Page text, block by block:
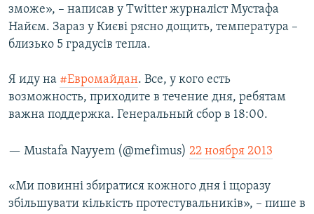
зможе», – написав у Twitter журналіст Мустафа
Найєм. Зараз у Києві рясно дощить, температура –
близько 5 градусів тепла.
Я иду на #Евромайдан. Все, у кого есть
возможность, приходите в течение дня, ребятам
важна поддержка. Генеральный сбор в 18:00.
— Mustafa Nayyem (@mefimus) 22 ноября 2013
«Ми повинні збиратися кожного дня і щоразу
збільшувати кількість протестувальників», – пише в